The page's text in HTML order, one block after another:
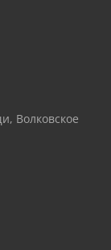
Волковское